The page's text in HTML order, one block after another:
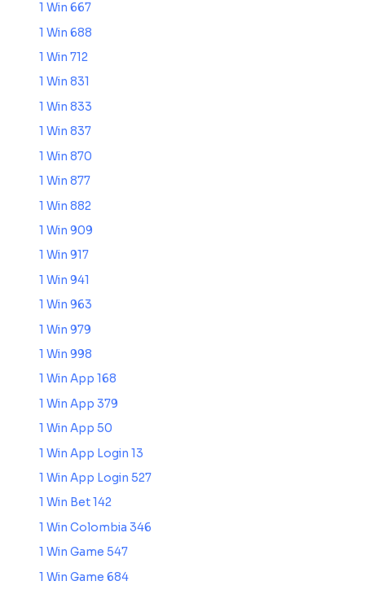
1 Win 667
1 Win 688
1 Win 712
1 Win 831
1 Win 833
1 Win 837
1 Win 870
1 Win 877
1 Win 882
1 Win 909
1 Win 917
1 Win 941
1 Win 963
1 Win 979
1 Win 998
1 Win App 168
1 Win App 379
1 Win App 50
1 Win App Login 13
1 Win App Login 527
1 Win Bet 142
1 Win Colombia 346
1 Win Game 547
1 Win Game 684